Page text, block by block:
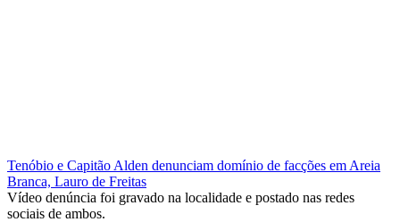
Tenóbio e Capitão Alden denunciam domínio de facções em Areia
Branca, Lauro de Freitas
Vídeo denúncia foi gravado na localidade e postado nas redes
sociais de ambos.